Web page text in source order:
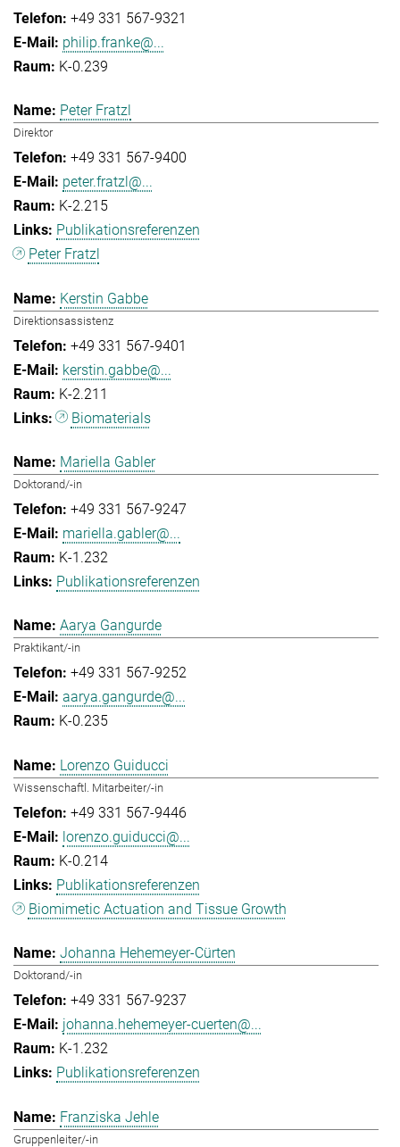
+49 331 567-9321
philip.franke@...
K-0.239
Peter Fratzl
Direktor
+49 331 567-9400
peter.fratzl@...
K-2.215
Publikationsreferenzen
Peter Fratzl
Kerstin Gabbe
Direktionsassistenz
+49 331 567-9401
kerstin.gabbe@...
K-2.211
Biomaterials
Mariella Gabler
Doktorand/-in
+49 331 567-9247
mariella.gabler@...
K-1.232
Publikationsreferenzen
Aarya Gangurde
Praktikant/-in
+49 331 567-9252
aarya.gangurde@...
K-0.235
Lorenzo Guiducci
Wissenschaftl. Mitarbeiter/-in
+49 331 567-9446
lorenzo.guiducci@...
K-0.214
Publikationsreferenzen
Biomimetic Actuation and Tissue Growth
Johanna Hehemeyer-Cürten
Doktorand/-in
+49 331 567-9237
johanna.hehemeyer-cuerten@...
K-1.232
Publikationsreferenzen
Franziska Jehle
Gruppenleiter/-in